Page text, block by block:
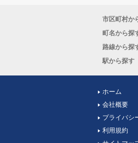
市区町村か
町名から探
路線から探
駅から探す
ホーム
会社概要
プライバシ
利用規約